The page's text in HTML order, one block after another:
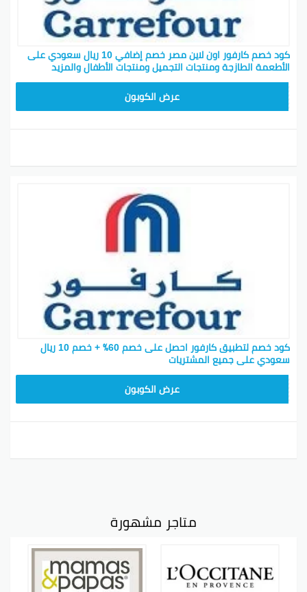
كود خصم كارفور اون لاين مصر خصم إضافي 10 ريال سعودي على
الأطعمة الطازجة ومنتجات التجميل ومنتجات الأطفال والمزيد
عرض الكوبون
كود خصم لتطبيق كارفور احصل على خصم 60٪ + خصم 10 ريال
سعودي على جميع المشتريات
عرض الكوبون
متاجر مشهورة